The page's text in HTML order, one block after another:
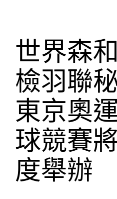
世界森
檢羽聯
東京奧
球競賽
度舉辦